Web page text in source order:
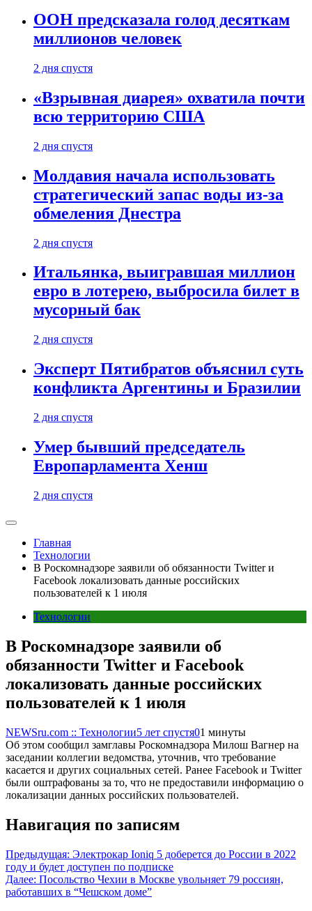
ООН предсказала голод десяткам
миллионов человек
2 дня спустя
«Взрывная диарея» охватила почти
всю территорию США
2 дня спустя
Молдавия начала использовать
стратегический запас воды из-за
обмеления Днестра
2 дня спустя
Итальянка, выигравшая миллион
евро в лотерею, выбросила билет в
мусорный бак
2 дня спустя
Эксперт Пятибратов объяснил суть
конфликта Аргентины и Бразилии
2 дня спустя
Умер бывший председатель
Европарламента Хенш
2 дня спустя
Главная
Технологии
В Роскомнадзоре заявили об обязанности Twitter и
Facebook локализовать данные российских
пользователей к 1 июля
Технологии
В Роскомнадзоре заявили об
обязанности Twitter и Facebook
локализовать данные российских
пользователей к 1 июля
NEWSru.com :: Технологии5 лет спустя01 минуты
Об этом сообщил замглавы Роскомнадзора Милош Вагнер на
заседании коллегии ведомства, уточнив, что требование
касается и других социальных сетей. Ранее Facebook и Twitter
были оштрафованы за то, что не предоставили информацию о
локализации данных российских пользователей.
Навигация по записям
Предыдущая: Электрокар Ioniq 5 доберется до России в 2022
году и будет доступен по подписке
Далее: Посольство Чехии в Москве увольняет 79 россиян,
работавших в “Чешском доме”